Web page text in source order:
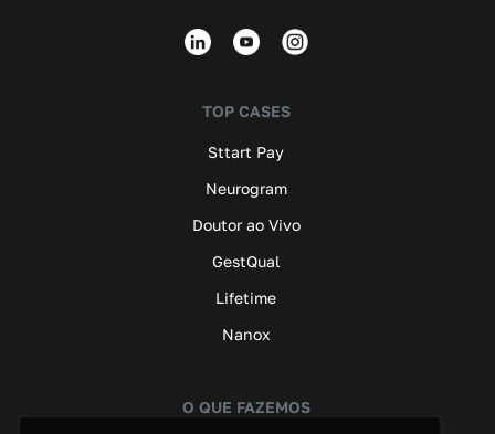
TOP CASES
Sttart Pay
Neurogram
Doutor ao Vivo
GestQual
Lifetime
Nanox
O QUE FAZEMOS